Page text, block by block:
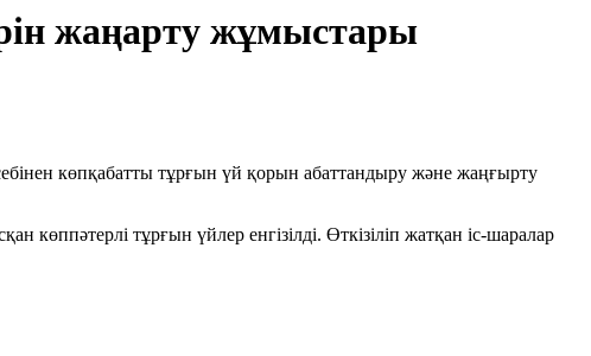
жаңарту жұмыстары
көпқабатты тұрғын үй қорын абаттандыру және жаңғырту
тұрғын үйлер енгізілді. Өткізіліп жатқан іс-шаралар